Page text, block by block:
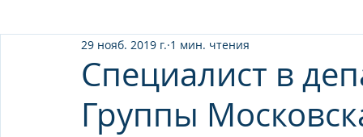
Специалист в
Группы
29 нояб. 2019 г. 1 мин. чтения